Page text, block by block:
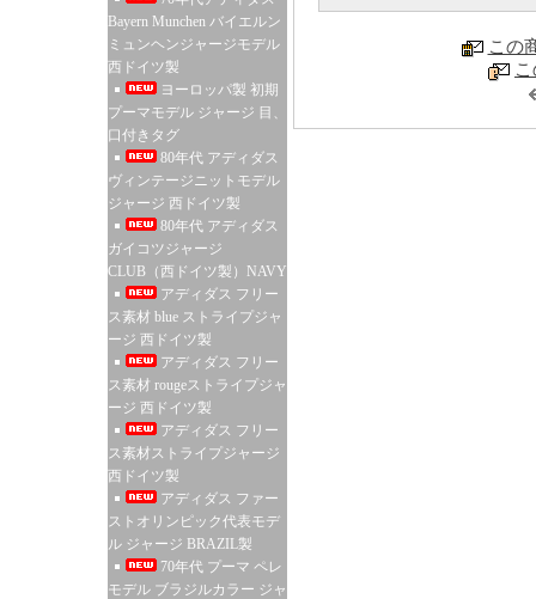
Bayern Munchen バイエルン
ミュンヘンジャージモデル
西ドイツ製
ヨーロッパ製 初期
プーマモデル ジャージ 目、
口付きタグ
80年代 アディダス
ヴィンテージニットモデル
ジャージ 西ドイツ製
80年代 アディダス
ガイコツジャージ
CLUB（西ドイツ製）NAVY
アディダス フリー
ス素材 blue ストライプジャ
ージ 西ドイツ製
アディダス フリー
ス素材 rougeストライプジャ
ージ 西ドイツ製
アディダス フリー
ス素材ストライプジャージ
西ドイツ製
アディダス ファー
ストオリンピック代表モデ
ル ジャージ BRAZIL製
70年代 プーマ ペレ
モデル ブラジルカラー ジャ
この